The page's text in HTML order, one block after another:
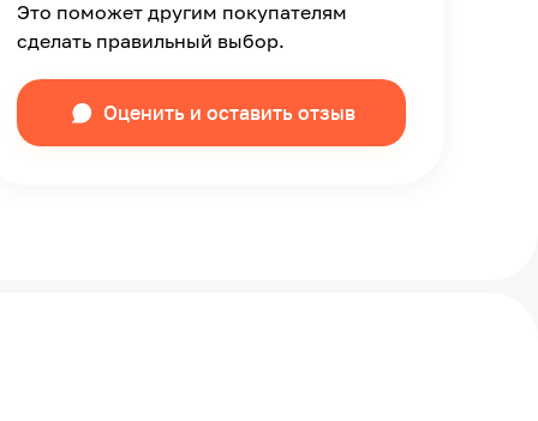
Это поможет другим покупателям
сделать правильный выбор.
Оценить и оставить отзыв